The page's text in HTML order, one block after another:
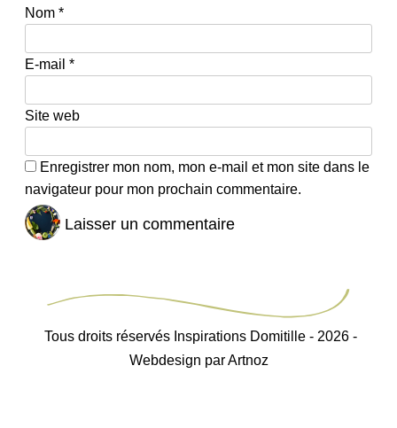
Nom *
E-mail *
Site web
Enregistrer mon nom, mon e-mail et mon site dans le
navigateur pour mon prochain commentaire.
Tous droits réservés Inspirations Domitille - 2026 -
Webdesign par Artnoz